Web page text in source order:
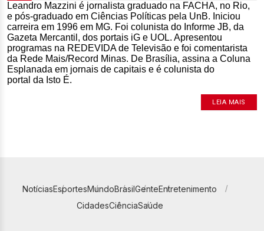
Leandro Mazzini é jornalista graduado na FACHA, no Rio,
e pós-graduado em Ciências Políticas pela UnB. Iniciou
carreira em 1996 em MG. Foi colunista do Informe JB, da
Gazeta Mercantil, dos portais iG e UOL. Apresentou
programas na REDEVIDA de Televisão e foi comentarista
da Rede Mais/Record Minas. De Brasília, assina a Coluna
Esplanada em jornais de capitais e é colunista do
portal da Isto É.
LEIA MAIS
NotíciasEsportesMundoBrasilGenteEntretenimento
CidadesCiênciaSaúde